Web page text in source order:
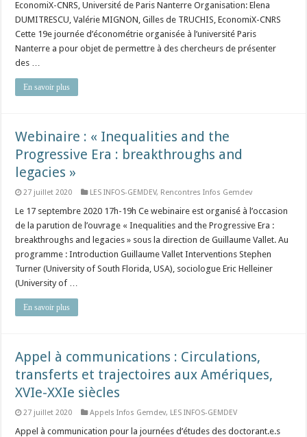
EconomiX-CNRS, Université de Paris Nanterre Organisation: Elena
DUMITRESCU, Valérie MIGNON, Gilles de TRUCHIS, EconomiX-CNRS
Cette 19e journée d’économétrie organisée à l’université Paris
Nanterre a pour objet de permettre à des chercheurs de présenter
des …
En savoir plus
Webinaire : « Inequalities and the
Progressive Era : breakthroughs and
legacies »
27 juillet 2020 LES INFOS-GEMDEV, Rencontres Infos Gemdev
Le 17 septembre 2020 17h-19h Ce webinaire est organisé à l’occasion
de la parution de l’ouvrage « Inequalities and the Progressive Era :
breakthroughs and legacies » sous la direction de Guillaume Vallet. Au
programme : Introduction Guillaume Vallet Interventions Stephen
Turner (University of South Florida, USA), sociologue Eric Helleiner
(University of …
En savoir plus
Appel à communications : Circulations,
transferts et trajectoires aux Amériques,
XVIe-XXIe siècles
27 juillet 2020 Appels Infos Gemdev, LES INFOS-GEMDEV
Appel à communication pour la journées d’études des doctorant.e.s